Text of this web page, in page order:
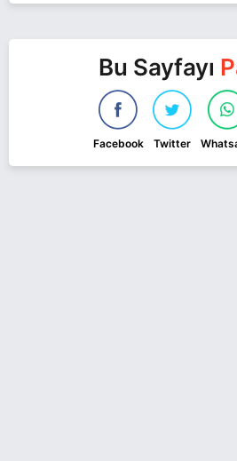
Bu Sayfayı
Facebook Twitter